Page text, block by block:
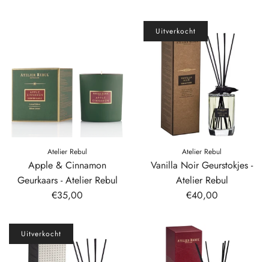
Atelier Rebul
Apple & Cinnamon
Geurkaars - Atelier Rebul
€35,00
Atelier Rebul
Vanilla Noir Geurstokjes -
Atelier Rebul
€40,00
Uitverkocht
Uitverkocht